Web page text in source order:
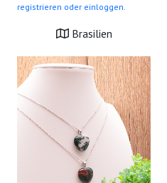
registrieren oder einloggen.
Brasilien